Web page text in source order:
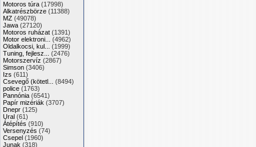
Motoros túra (17998)
Alkatrészbörze (11388)
MZ (49078)
Jawa (27120)
Motoros ruházat (1391)
Motor elektroni...
(4962)
Oldalkocsi, kul...
(1999)
Tuning, fejlesz...
(2476)
Motorszervíz (2867)
Simson (3406)
Izs (611)
Csevegő (kötetl...
(8494)
police (1763)
Pannónia (6541)
Papír mizériák (3707)
Dnepr (125)
Ural (61)
Átépítés (910)
Versenyzés (74)
Csepel (1960)
Junak (318)